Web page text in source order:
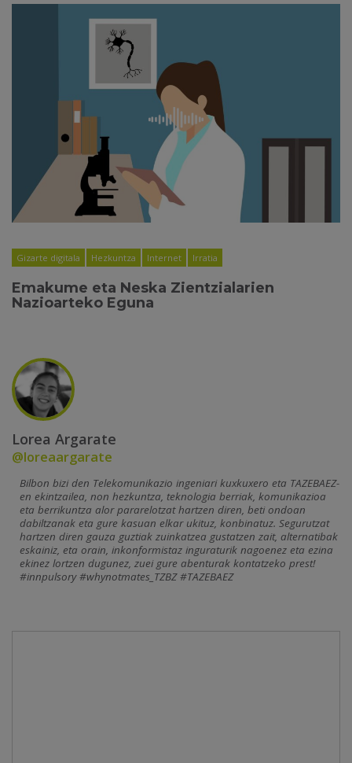
Gizarte digitala Hezkuntza Internet Irratia
Emakume eta Neska Zientzialarien
Nazioarteko Eguna
Lorea Argarate
@loreaargarate
Bilbon bizi den Telekomunikazio ingeniari kuxkuxero eta TAZEBAEZ-
en ekintzailea, non hezkuntza, teknologia berriak, komunikazioa
eta berrikuntza alor pararelotzat hartzen diren, beti ondoan
dabiltzanak eta gure kasuan elkar ukituz, konbinatuz. Segurutzat
hartzen diren gauza guztiak zuinkatzea gustatzen zait, alternatibak
eskainiz, eta orain, inkonformistaz inguraturik nagoenez eta ezina
ekinez lortzen dugunez, zuei gure abenturak kontatzeko prest!
#innpulsory #whynotmates_TZBZ #TAZEBAEZ